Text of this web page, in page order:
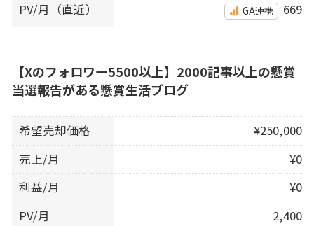
PV/月（直近）
GA連携 669
【Xのフォロワー5500以上】2000記事以上の懸賞
当選報告がある懸賞生活ブログ
希望売却価格
¥250,000
売上/月
¥0
利益/月
¥0
PV/月
2,400